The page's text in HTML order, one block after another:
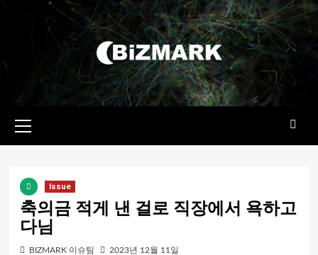
메뉴
Issue
축의금 적게 낸 걸로 직장에서 욕하고
다님
BIZMARK 이슈팀 2023년 12월 11일